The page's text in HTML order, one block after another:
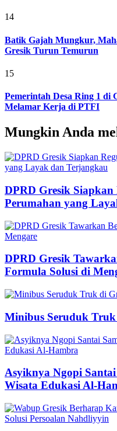
14
Batik Gajah Mungkur,
Gresik Turun Temurun
15
Pemerintah Desa Ring 1 di
Melamar Kerja di PTFI
Mungkin Anda
DPRD Gresik
Perumahan yang
DPRD Gresik
Formula Solusi di
Minibus Seruduk
Asyiknya Ngopi
Wisata Edukasi Al-